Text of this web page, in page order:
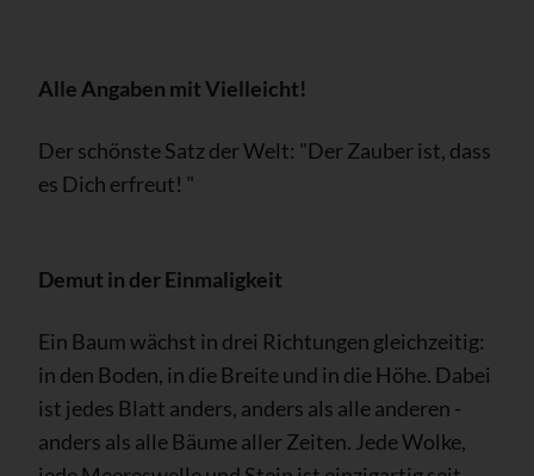
Alle Angaben mit Vielleicht!
Der schönste Satz der Welt: "Der Zauber ist, dass
es Dich erfreut! "
Demut in der Einmaligkeit
Ein Baum wächst in drei Richtungen gleichzeitig:
in den Boden, in die Breite und in die Höhe. Dabei
ist jedes Blatt anders, anders als alle anderen -
anders als alle Bäume aller Zeiten. Jede Wolke,